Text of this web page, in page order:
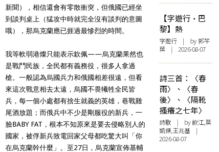
新聞），相信還會有零散衝突，但俄國已經坐
到談判桌上（猛攻中時就完全沒有談判的意圖
哦），那烏克蘭應已捱過最慘烈的時間。
我等軟弱港燦只能表示欽佩——烏克蘭果然也
是戰鬥民族，全民都有義務役，很多人拿過
槍。一般認為烏國兵力和俄國相差很遠，但看
來這次戰意相去太遠，烏國不畏犧牲全民皆
兵，每一個小處都有捨生就義的英雄，巷戰雞
尾酒放題；而俄兵中不少是剛服役的新兵，一
臉BABY FAT，根本不知原來是要去侵略別人的
國家，被俘新兵致電回家父母都吃驚大叫「你
在烏克蘭幹什麼」。至27日，烏克蘭宣佈基輔
【字遊行·巴
黎】熱
字遊行 | by 郭芊
葉 | 2026-08-07
詩三首：〈春
雨〉、〈春
後〉、〈隔靴
搔癢之七年〉
詩歌 | by 飲江,莫
凱傑,王兆基 |
2026-08-07